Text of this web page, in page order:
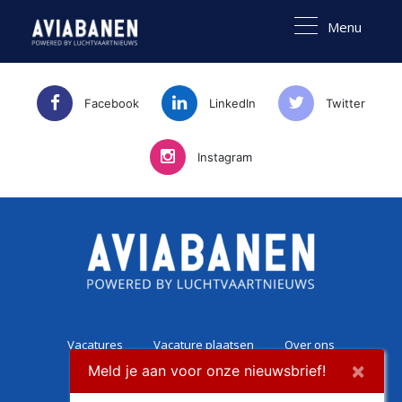
Menu
Facebook LinkedIn Twitter
Instagram
Vacatures Vacature plaatsen
Over ons
Career Experience
Contact
Meld je aan voor onze nieuwsbrief! ×